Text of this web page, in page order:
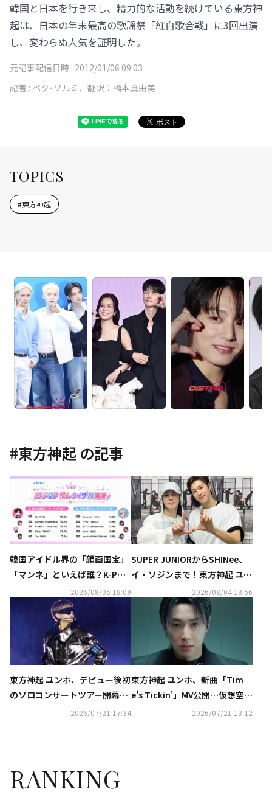
韓国と日本を行き来し、精力的な活動を続けている東方神
起は、日本の年末最高の歌謡祭「紅白歌合戦」に3回出演
し、変わらぬ人気を証明した。
元記事配信日時 : 2012/01/06 09:03
記者 : ペク･ソルミ、翻訳：橋本真由美
TOPICS
#東方神起
#東方神起 の記事
韓国アイドル界の「顔面国宝」
「マンネ」といえば誰？K-POP
推しタイプ別調査の結果が明ら
2026/08/05 18:09
SUPER JUNIORからSHINee、
イ・ソジンまで！東方神起 ユン
ホの初ソロコンサートに豪華芸
能人が集結
2026/08/04 13:56
東方神起 ユンホ、デビュー後初
のソロコンサートツアー開幕！
日本公演は10月より3都市で開
2026/07/21 17:34
東方神起 ユンホ、新曲「Tim
e's Tickin'」MV公開…仮想空間
のゲームキャラクターに変身
2026/07/21 13:12
RANKING